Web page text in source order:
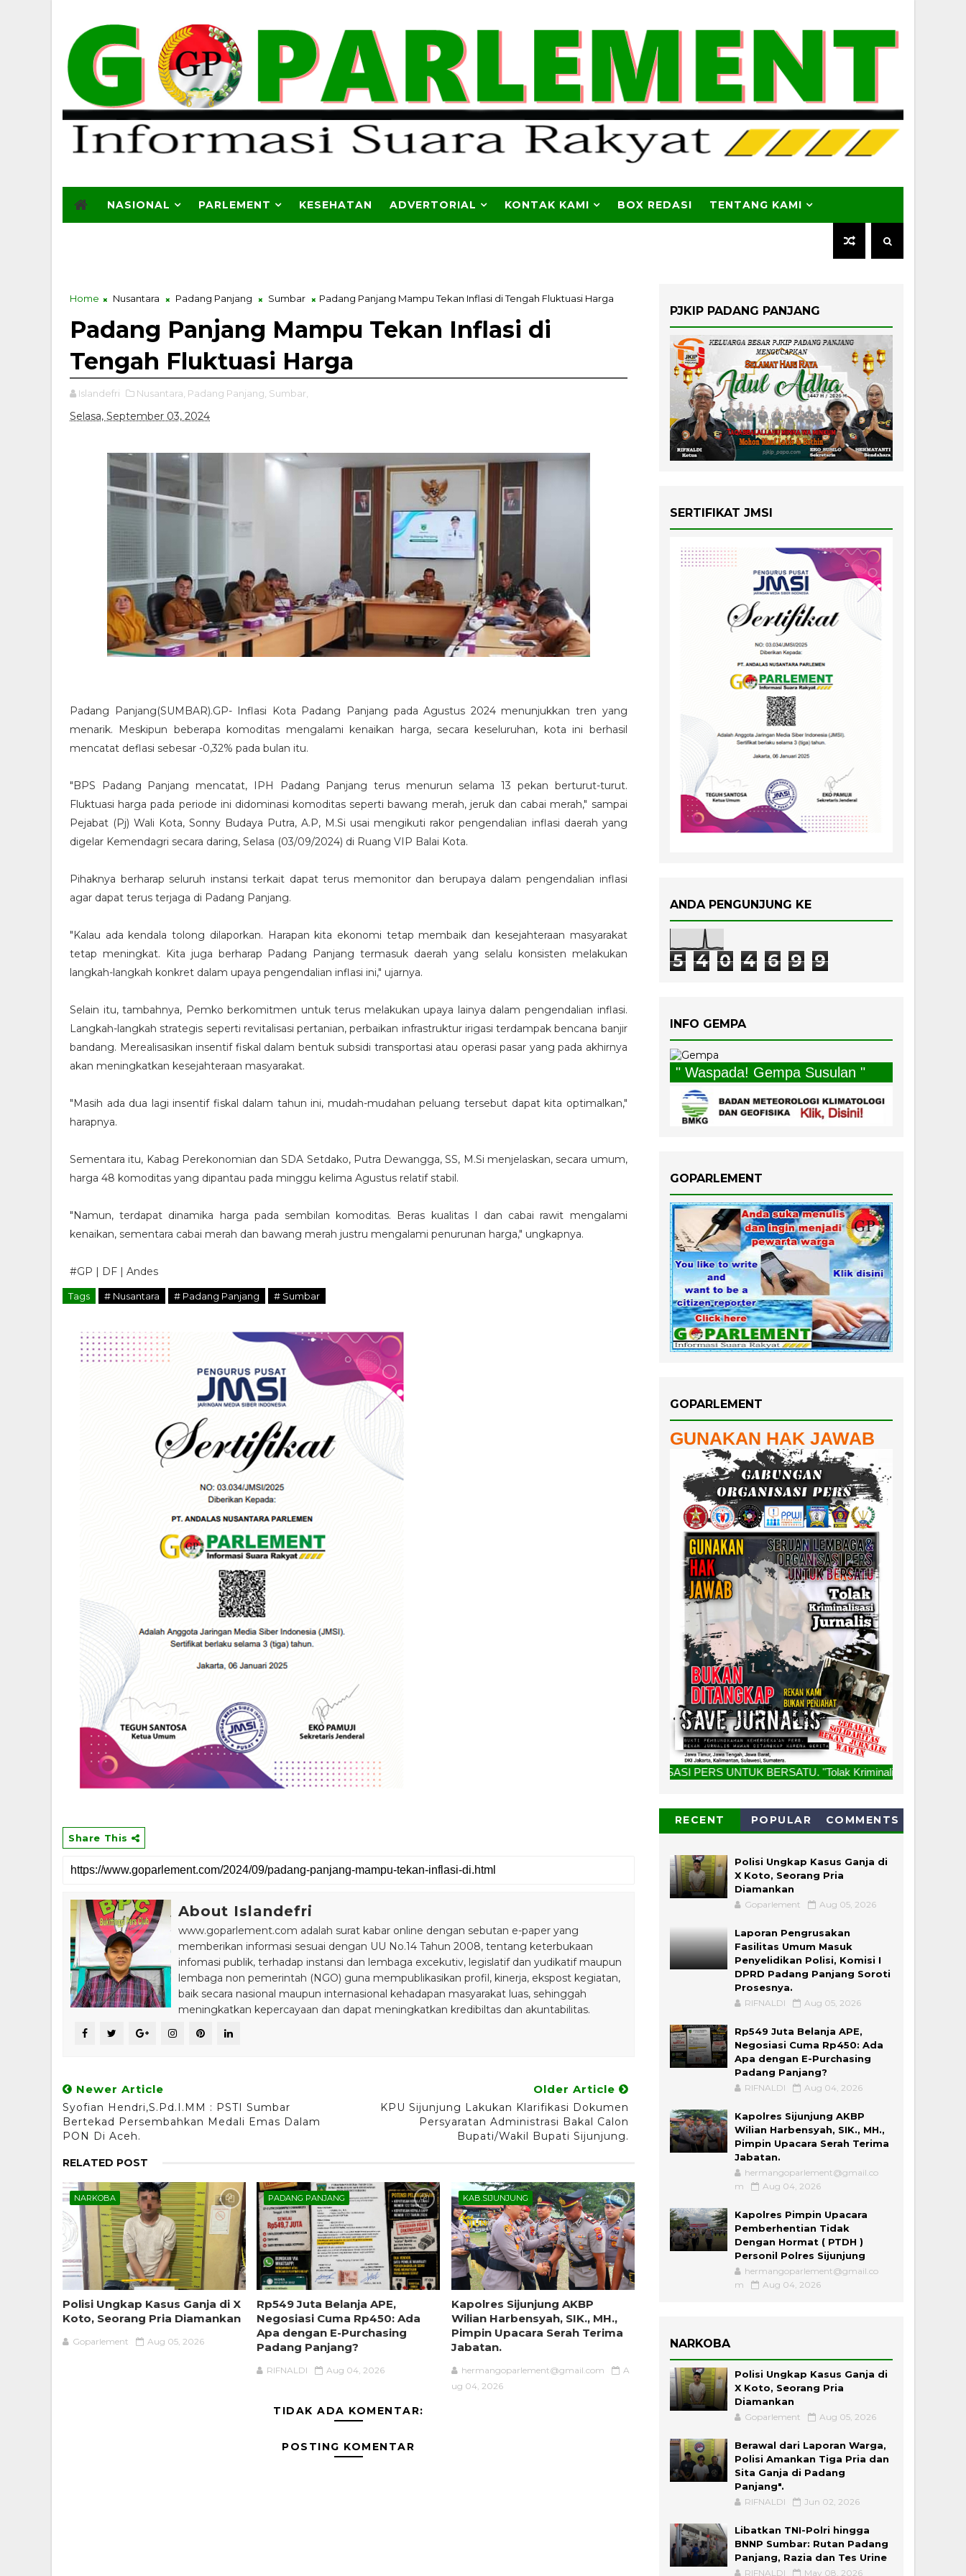
NASIONAL PARLEMENT KESEHATAN ADVERTORIAL KONTAK KAMI BOX REDASI TENTANG KAMI
Home Nusantara Padang Panjang Sumbar Padang Panjang Mampu Tekan Inflasi di Tengah Fluktuasi Harga
Padang Panjang Mampu Tekan Inflasi di
Tengah Fluktuasi Harga
Islandefri Nusantara, Padang Panjang, Sumbar,
Selasa, September 03, 2024
Padang Panjang(SUMBAR).GP- Inflasi Kota Padang Panjang pada Agustus 2024 menunjukkan tren yang
menarik. Meskipun beberapa komoditas mengalami kenaikan harga, secara keseluruhan, kota ini berhasil
mencatat deflasi sebesar -0,32% pada bulan itu.
"BPS Padang Panjang mencatat, IPH Padang Panjang terus menurun selama 13 pekan berturut-turut.
Fluktuasi harga pada periode ini didominasi komoditas seperti bawang merah, jeruk dan cabai merah," sampai
Pejabat (Pj) Wali Kota, Sonny Budaya Putra, A.P, M.Si usai mengikuti rakor pengendalian inflasi daerah yang
digelar Kemendagri secara daring, Selasa (03/09/2024) di Ruang VIP Balai Kota.
Pihaknya berharap seluruh instansi terkait dapat terus memonitor dan berupaya dalam pengendalian inflasi
agar dapat terus terjaga di Padang Panjang.
"Kalau ada kendala tolong dilaporkan. Harapan kita ekonomi tetap membaik dan kesejahteraan masyarakat
tetap meningkat. Kita juga berharap Padang Panjang termasuk daerah yang selalu konsisten melakukan
langkah-langkah konkret dalam upaya pengendalian inflasi ini," ujarnya.
Selain itu, tambahnya, Pemko berkomitmen untuk terus melakukan upaya lainya dalam pengendalian inflasi.
Langkah-langkah strategis seperti revitalisasi pertanian, perbaikan infrastruktur irigasi terdampak bencana banjir
bandang. Merealisasikan insentif fiskal dalam bentuk subsidi transportasi atau operasi pasar yang pada akhirnya
akan meningkatkan kesejahteraan masyarakat.
"Masih ada dua lagi insentif fiskal dalam tahun ini, mudah-mudahan peluang tersebut dapat kita optimalkan,"
harapnya.
Sementara itu, Kabag Perekonomian dan SDA Setdako, Putra Dewangga, SS, M.Si menjelaskan, secara umum,
harga 48 komoditas yang dipantau pada minggu kelima Agustus relatif stabil.
"Namun, terdapat dinamika harga pada sembilan komoditas. Beras kualitas I dan cabai rawit mengalami
kenaikan, sementara cabai merah dan bawang merah justru mengalami penurunan harga," ungkapnya.
#GP | DF | Andes
Tags # Nusantara # Padang Panjang # Sumbar
Share This
About Islandefri
www.goparlement.com adalah surat kabar online dengan sebutan e-paper yang
memberikan informasi sesuai dengan UU No.14 Tahun 2008, tentang keterbukaan
infomasi publik, terhadap instansi dan lembaga excekutiv, legislatif dan yudikatif maupun
lembaga non pemerintah (NGO) guna mempublikasikan profil, kinerja, ekspost kegiatan,
baik secara nasional maupun internasional kehadapan masyarakat luas, sehinggah
meningkatkan kepercayaan dan dapat meningkatkan kredibiltas dan akuntabilitas.
Newer Article
Syofian Hendri,S.Pd.I.MM : PSTI Sumbar
Bertekad Persembahkan Medali Emas Dalam
PON Di Aceh.
Older Article
KPU Sijunjung Lakukan Klarifikasi Dokumen
Persyaratan Administrasi Bakal Calon
Bupati/Wakil Bupati Sijunjung.
RELATED POST
NARKOBA
Polisi Ungkap Kasus Ganja di X
Koto, Seorang Pria Diamankan
Goparlement Aug 05, 2026
PADANG PANJANG
Rp549 Juta Belanja APE,
Negosiasi Cuma Rp450: Ada
Apa dengan E-Purchasing
Padang Panjang?
RIFNALDI Aug 04, 2026
KAB.SIJUNJUNG
Kapolres Sijunjung AKBP
Wilian Harbensyah, SIK., MH.,
Pimpin Upacara Serah Terima
Jabatan.
hermangoparlement@gmail.com
A
ug 04, 2026
TIDAK ADA KOMENTAR:
POSTING KOMENTAR
PJKIP PADANG PANJANG
SERTIFIKAT JMSI
ANDA PENGUNJUNG KE
5 4 0 4 6 9 9
INFO GEMPA
" Waspada! Gempa Susulan "
GOPARLEMENT
GOPARLEMENT
GUNAKAN HAK JAWAB
SERUAN LEMBAGA & ORGANISASI PERS UNTUK BERSATU. "Tolak Kriminalisasi Jurnalis, Rekan Kami
RECENT POPULAR COMMENTS
Polisi Ungkap Kasus Ganja di
X Koto, Seorang Pria
Diamankan
Goparlement Aug 05, 2026
Laporan Pengrusakan
Fasilitas Umum Masuk
Penyelidikan Polisi, Komisi I
DPRD Padang Panjang Soroti
Prosesnya.
RIFNALDI Aug 05, 2026
Rp549 Juta Belanja APE,
Negosiasi Cuma Rp450: Ada
Apa dengan E-Purchasing
Padang Panjang?
RIFNALDI Aug 04, 2026
Kapolres Sijunjung AKBP
Wilian Harbensyah, SIK., MH.,
Pimpin Upacara Serah Terima
Jabatan.
hermangoparlement@gmail.co
m
Aug 04, 2026
Kapolres Pimpin Upacara
Pemberhentian Tidak
Dengan Hormat ( PTDH )
Personil Polres Sijunjung
hermangoparlement@gmail.co
m
Aug 04, 2026
NARKOBA
Polisi Ungkap Kasus Ganja di
X Koto, Seorang Pria
Diamankan
Goparlement Aug 05, 2026
Berawal dari Laporan Warga,
Polisi Amankan Tiga Pria dan
Sita Ganja di Padang
Panjang".
RIFNALDI Jun 02, 2026
Libatkan TNI-Polri hingga
BNNP Sumbar: Rutan Padang
Panjang, Razia dan Tes Urine
RIFNALDI May 08, 2026